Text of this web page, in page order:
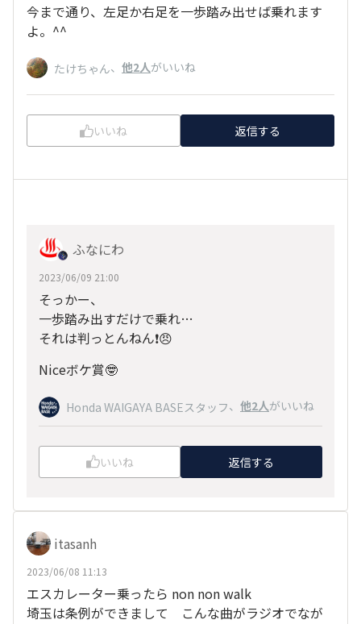
今まで通り、左足か右足を一歩踏み出せば乗れます
よ。^^
たけちゃん、 他2人がいいね
いいね 返信する
ふなにわ
2023/06/09 21:00
そっかー、
一歩踏み出すだけで乗れ…
それは判っとんねん❗️😠
Niceボケ賞🤓
Honda WAIGAYA BASEスタッフ、 他2人がいいね
いいね 返信する
itasanh
2023/06/08 11:13
エスカレーター乗ったら non non walk
埼玉は条例ができまして こんな曲がラジオでなが